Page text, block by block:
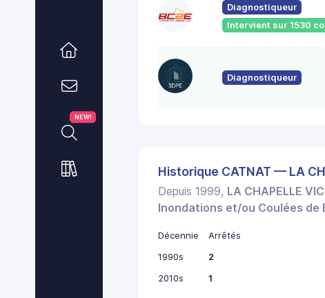
NEW!
Diagnostiqueur
Intervient sur 1530
Diagnostiqueur
Historique CATNAT — LA
Depuis 1999, LA CHAPELLE
Inondations et/ou Coulées de
Décennie
Arrêtés
1990s
2
2010s
1